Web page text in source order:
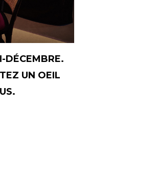
DÉCEMBRE.
UN OEIL